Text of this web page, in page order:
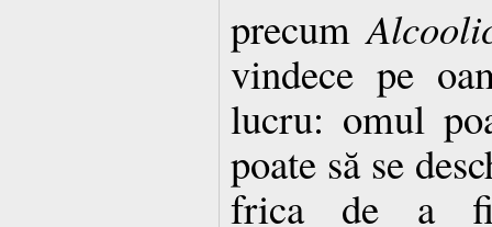
precum
vindece pe
lucru: omul
poate să se
frica de a